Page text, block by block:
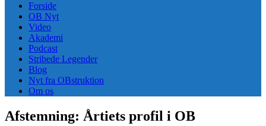
Forside
OB Nyt
Video
Akademi
Podcast
Stribede Legender
Blog
Nyt fra OBstruktion
Om os
Afstemning: Årtiets profil i OB